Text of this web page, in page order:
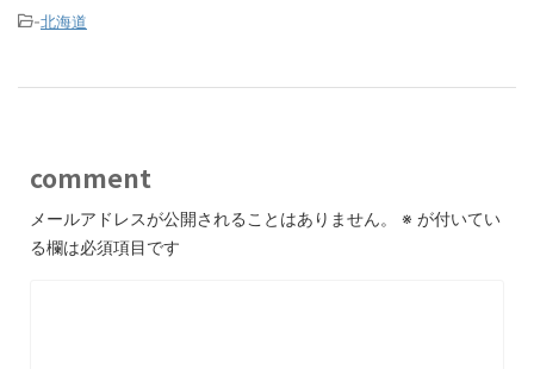
-北海道
comment
メールアドレスが公開されることはありません。 ※ が付いてい
る欄は必須項目です